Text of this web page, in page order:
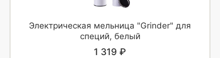
Электрическая мельница "Grinder" для
специй, белый
1 319 ₽